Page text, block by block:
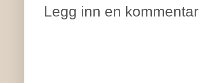
Legg inn en kommentar